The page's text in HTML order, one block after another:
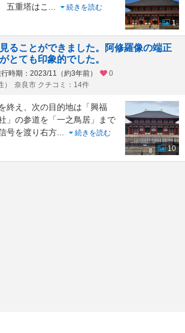
五重塔はこ
続きを読む
1
ることができました。阿修羅像の端正
とても印象的でした。
時期：2023/11（約3年前）
0
奈良市 クチコミ：14件
終え、次の目的地は「興福
」の参道を「一之鳥居」まで
号を渡り右方
続きを読む
10